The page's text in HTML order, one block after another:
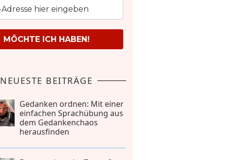
MÖCHTE ICH HABEN!
NEUESTE BEITRÄGE
Gedanken ordnen: Mit einer
einfachen Sprachübung aus
dem Gedankenchaos
herausfinden